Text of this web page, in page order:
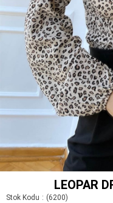
LEOPAR
Stok Kodu (6200)